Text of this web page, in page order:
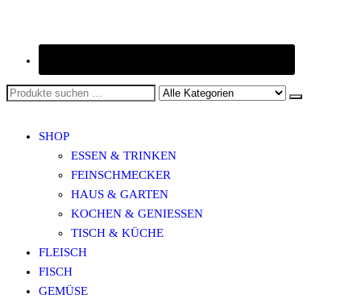
SHOP
ESSEN & TRINKEN
FEINSCHMECKER
HAUS & GARTEN
KOCHEN & GENIESSEN
TISCH & KÜCHE
FLEISCH
FISCH
GEMÜSE